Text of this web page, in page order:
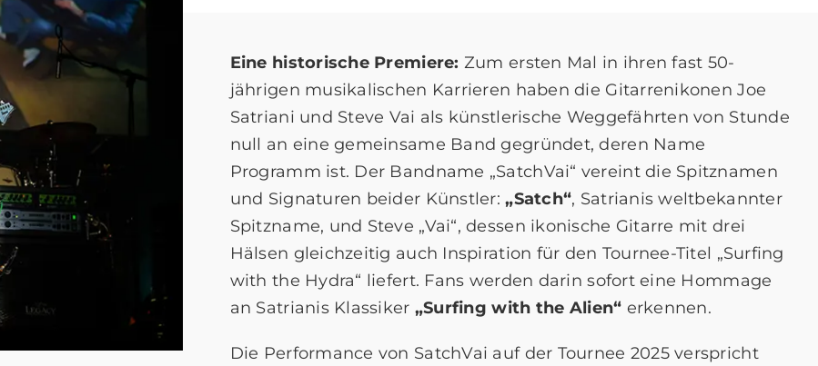
Eine historische Premiere: Zum ersten Mal in ihren fast 50-
jährigen musikalischen Karrieren haben die Gitarrenikonen Joe
Satriani und Steve Vai als künstlerische Weggefährten von Stunde
null an eine gemeinsame Band gegründet, deren Name
Programm ist. Der Bandname „SatchVai“ vereint die Spitznamen
und Signaturen beider Künstler:„Satch“, Satrianis weltbekannter
Spitzname, und Steve „Vai“, dessen ikonische Gitarre mit drei
Hälsen gleichzeitig auch Inspiration für den Tournee-Titel „Surfing
with the Hydra“ liefert. Fans werden darin sofort eine Hommage
an Satrianis Klassiker „Surfing with the Alien“ erkennen.
Die Performance von SatchVai auf der Tournee 2025 verspricht